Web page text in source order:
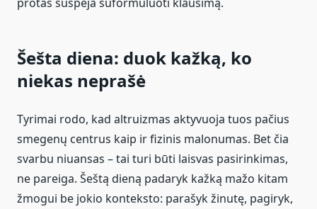
Šešta diena: duok kažką, ko
niekas neprašė
Tyrimai rodo, kad altruizmas aktyvuoja tuos pačius
smegenų centrus kaip ir fizinis malonumas. Bet čia
svarbu niuansas – tai turi būti laisvas pasirinkimas,
ne pareiga. Šeštą dieną padaryk kažką mažo kitam
žmogui be jokio konteksto: parašyk žinutę, pagiryk,